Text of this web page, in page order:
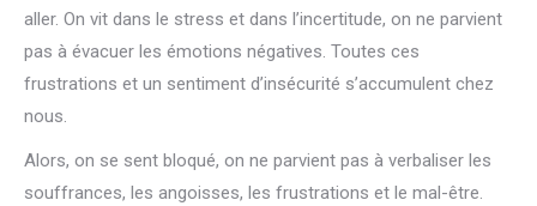
aller. On vit dans le stress et dans l’incertitude, on ne parvient
pas à évacuer les émotions négatives. Toutes ces
frustrations et un sentiment d’insécurité s’accumulent chez
nous.
Alors, on se sent bloqué, on ne parvient pas à verbaliser les
souffrances, les angoisses, les frustrations et le mal-être.